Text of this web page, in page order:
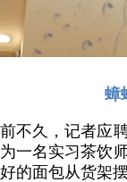
蟑
前不久，记者应
为一名实习茶饮
好的面包从货架